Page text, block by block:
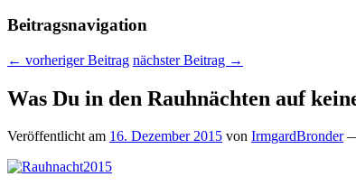
Beitragsnavigation
← vorheriger Beitrag nächster Beitrag →
Was Du in den Rauhnächten auf
Veröffentlicht am 16. Dezember 2015 von IrmgardBronder